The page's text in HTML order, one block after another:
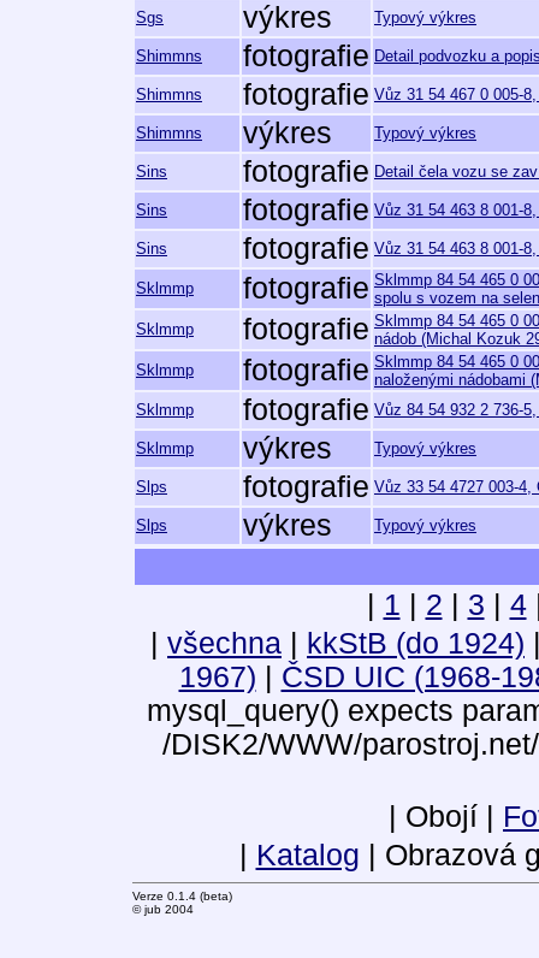
Sgs výkres Typový výkres
Shimmns fotografie Detail podvozku a
Shimmns fotografie Vůz 31 54 467 0 005-
Shimmns výkres Typový výkres
Sins fotografie Detail čela vozu se
Sins fotografie Vůz 31 54 463 8 001-
Sins fotografie Vůz 31 54 463 8 001-
Sklmmp fotografie Sklmmp 84 54 465 0
spolu s vozem na
Sklmmp
fotografie Sklmmp 84 54 465 0
nádob (Michal Kozuk
Sklmmp
fotografie Sklmmp 84 54 465 0
naloženými nádobami
Sklmmp
fotografie Vůz 84 54 932 2 736-
Sklmmp výkres Typový výkres
Slps fotografie Vůz 33 54 4727 003-4,
Slps výkres Typový výkres
1 2 3 4
všechna kkStB (do 1924)
1967)
ČSD UIC (1968-
mysql_query() expects
/DISK2/WWW/
| Obojí |
Katalog | Obrazová
Verze 0.1.4 (beta)
© jub 2004